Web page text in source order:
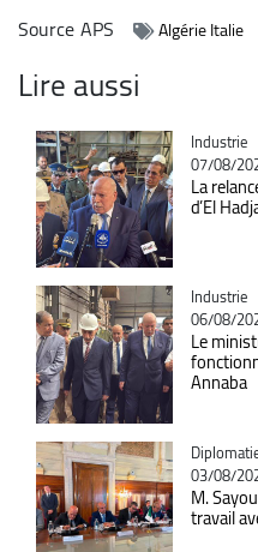
SourceAPS Algérie Italie
Lire aussi
Catégorie
Industrie
07/08/
La
d’El
Catégorie
Industrie
06/08/
Le
Annaba
Catégorie
03/08/
M.
travail